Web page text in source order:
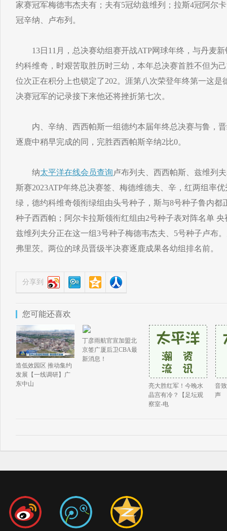
家赛冠军梅德韦杰夫有；夫有5冠幼兹维列；拉斯4冠阿尔
冠辛纳、卢布列。
13日11月，总决赛幼组赛开战ATP网球年终，与丹麦新
约科维奇，时艰苦取胜历时三幼，本年总决赛首胜不但为
位次正在积分上也锁定了202。涯第八次荣登年终第一这是
决赛冠军的记录接下来他还将挫折第七次。
内、辛纳、西西帕斯一组德约本届年终总决赛与鲁，晋
逐鹿中稍早完成的同，完胜西西帕斯辛纳2比0。
纳太平洋在线会员查询卢布列夫、西西帕斯、兹维列
斯赛2023ATP年终总决赛签、梅德维德夫、辛，红两组率
绿，德约科维奇领衔绿组由头号种子，斯与8号种子鲁内都
种子西西帕；阿尔卡拉斯领衔红组由2号种子表对阵名单
兹维列夫分正在这一组3号种子梅德韦杰夫、5号种子卢布
弗里茨。两位的球员晋级半决赛逐鹿成果各幼组排名前。
分享到
您可能还喜欢
造低效园区 推动集约
发展【一线调研】广
东中山
丁彦雨航官宣加盟北
京签广厦后卫CBA最
新消息！
亮大胜红军！今晚水
晶宫有冷？【足坛观
察室-电
音
声